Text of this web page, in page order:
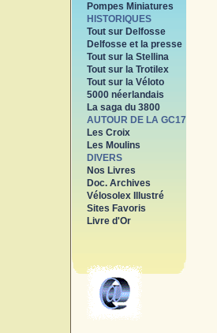
Pompes Miniatures
HISTORIQUES
Tout sur Delfosse
Delfosse et la presse
Tout sur la Stellina
Tout sur la Trotilex
Tout sur la Véloto
5000 néerlandais
La saga du 3800
AUTOUR DE LA GC17
Les Croix
Les Moulins
DIVERS
Nos Livres
Doc. Archives
Vélosolex Illustré
Sites Favoris
Livre d'Or